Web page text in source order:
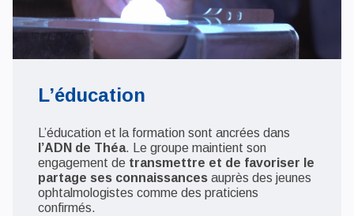
L’éducation
L’éducation et la formation sont ancrées dans
l’ADN de Théa. Le groupe maintient son
engagement de transmettre et de favoriser le
partage ses connaissances auprès des jeunes
ophtalmologistes comme des praticiens
confirmés.